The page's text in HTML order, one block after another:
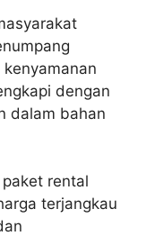
dengan
dalam bahan
rental
terjangkau